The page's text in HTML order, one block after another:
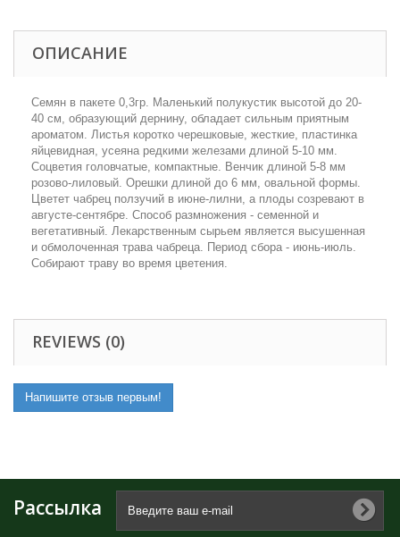
ОПИСАНИЕ
Семян в пакете 0,3гр. Маленький полукустик высотой до 20-
40 см, образующий дернину, обладает сильным приятным
ароматом. Листья коротко черешковые, жесткие, пластинка
яйцевидная, усеяна редкими железами длиной 5-10 мм.
Соцветия головчатые, компактные. Венчик длиной 5-8 мм
розово-лиловый. Орешки длиной до 6 мм, овальной формы.
Цветет чабрец ползучий в июне-лилни, а плоды созревают в
августе-сентябре. Способ размножения - семенной и
вегетативный. Лекарственным сырьем является высушенная
и обмолоченная трава чабреца. Период сбора - июнь-июль.
Собирают траву во время цветения.
REVIEWS (0)
Напишите отзыв первым!
Рассылка